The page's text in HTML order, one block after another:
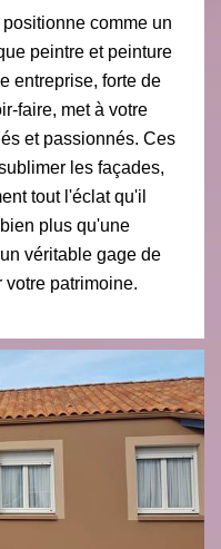
comme un
peintre et peinture
entreprise, forte de
faire, met à votre
et passionnés. Ces
les façades,
tout l'éclat qu'il
plus qu'une
véritable gage de
votre patrimoine.